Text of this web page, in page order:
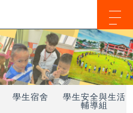
學生宿舍
學生安全與生活
輔導組